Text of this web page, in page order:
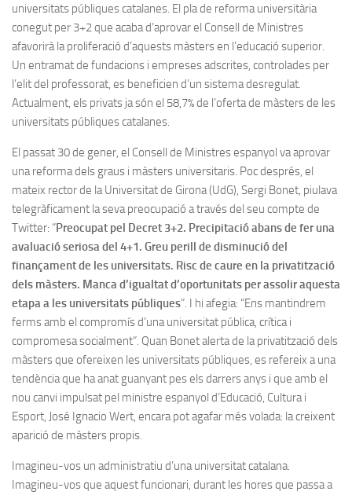
universitats públiques catalanes. El pla de reforma universitària
conegut per 3+2 que acaba d’aprovar el Consell de Ministres
afavorirà la proliferació d’aquests màsters en l’educació superior.
Un entramat de fundacions i empreses adscrites, controlades per
l’elit del professorat, es beneficien d’un sistema desregulat.
Actualment, els privats ja són el 58,7% de l’oferta de màsters de les
universitats públiques catalanes.
El passat 30 de gener, el Consell de Ministres espanyol va aprovar
una reforma dels graus i màsters universitaris. Poc després, el
mateix rector de la Universitat de Girona (UdG), Sergi Bonet, piulava
telegràficament la seva preocupació a través del seu compte de
Twitter: “Preocupat pel Decret 3+2. Precipitació abans de fer una
avaluació seriosa del 4+1. Greu perill de disminució del
finançament de les universitats. Risc de caure en la privatització
dels màsters. Manca d’igualtat d’oportunitats per assolir aquesta
etapa a les universitats públiques”. I hi afegia: “Ens mantindrem
ferms amb el compromís d’una universitat pública, crítica i
compromesa socialment”. Quan Bonet alerta de la privatització dels
màsters que ofereixen les universitats públiques, es refereix a una
tendència que ha anat guanyant pes els darrers anys i que amb el
nou canvi impulsat pel ministre espanyol d’Educació, Cultura i
Esport, José Ignacio Wert, encara pot agafar més volada: la creixent
aparició de màsters propis.
Imagineu-vos un administratiu d’una universitat catalana.
Imagineu-vos que aquest funcionari, durant les hores que passa a